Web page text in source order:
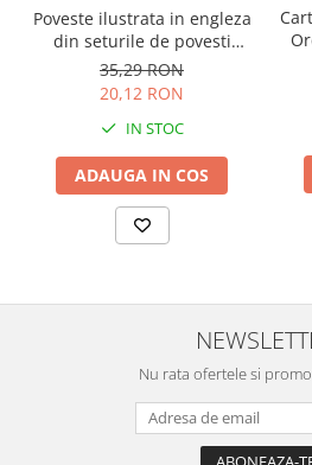
Poveste ilustrata in engleza
din seturile de povesti
Usborne
35,29 RON
20,12 RON
IN STOC
ADAUGA IN COS
Nu rata ofertele si